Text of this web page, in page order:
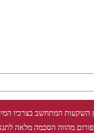
השקעות המתחשב בצרכיו
מהווה הסכמה מלאה